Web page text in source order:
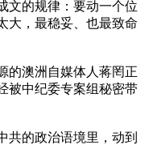
文的规律：要动一个位
大，最稳妥、也最致命
的澳洲自媒体人蒋罔正
被中纪委专案组秘密带
共的政治语境里，动到